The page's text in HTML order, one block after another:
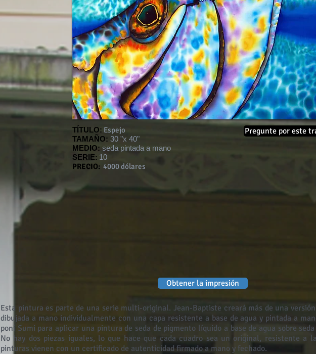
TÍTULO: Espejo
TAMAÑO: 30 "x 40"
MEDIO: seda pintada a mano
SERIE: 10
PRECIO: 4000 dólares
Pregunte por este
Obtener la impresión
Esta pintura es parte de una serie multi-original. Jean-Baptiste creará más de una
dibujada a mano individualmente con una capa resistente a base de agua y pintada a
poni Sumi para aplicar una pintura de seda de pigmento líquido a base de agua sobre
No hay dos piezas iguales, lo que hace que cada cuadro sea un original, resistente a
pinturas vienen con un certificado de autenticidad firmado a mano y fechado.